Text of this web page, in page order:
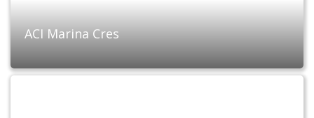
ACI Marina Cres